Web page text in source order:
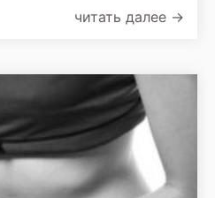
читать далее →